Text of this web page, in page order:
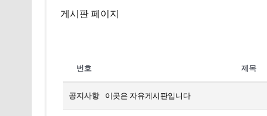
게시판 페이지
번호 제목
공지사항 이곳은 자유게시판입니다